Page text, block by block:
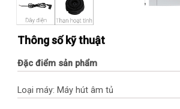
Thông số kỹ thuật
Đặc điểm sản phẩm
Loại máy: Máy hút âm tủ